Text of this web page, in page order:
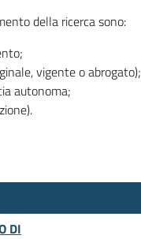
della ricerca sono:
vigente o abrogato);
autonoma;
DI